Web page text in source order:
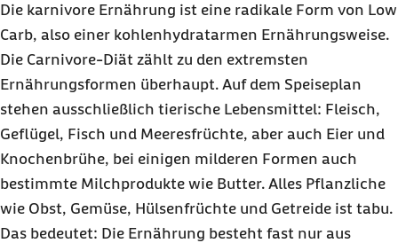
Diät
Für welche Menschen birgt die Carnivore-Diät
ein besonders hohes Risiko?
Fazit: Ist die Carnivore-Diät empfehlenswert?
Häufige Fragen und Antworten zur Carnivore-
Die karnivore Ernährung ist eine radikale Form von Low
Carb, also einer kohlenhydratarmen Ernährungsweise.
Die Carnivore-Diät zählt zu den extremsten
Ernährungsformen überhaupt. Auf dem Speiseplan
stehen ausschließlich tierische Lebensmittel: Fleisch,
Geflügel, Fisch und Meeresfrüchte, aber auch Eier und
Knochenbrühe, bei einigen milderen Formen auch
bestimmte Milchprodukte wie Butter. Alles Pflanzliche
wie Obst, Gemüse, Hülsenfrüchte und Getreide ist tabu.
Das bedeutet: Die Ernährung besteht fast nur aus